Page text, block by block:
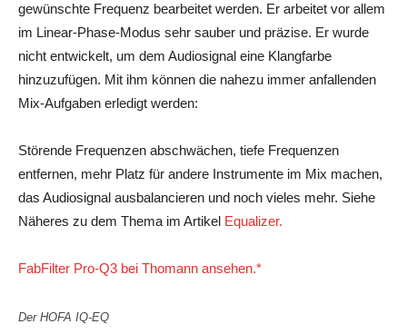
gewünschte Frequenz bearbeitet werden. Er arbeitet vor allem
im Linear-Phase-Modus sehr sauber und präzise. Er wurde
nicht entwickelt, um dem Audiosignal eine Klangfarbe
hinzuzufügen. Mit ihm können die nahezu immer anfallenden
Mix-Aufgaben erledigt werden:
Störende Frequenzen abschwächen, tiefe Frequenzen
entfernen, mehr Platz für andere Instrumente im Mix machen,
das Audiosignal ausbalancieren und noch vieles mehr. Siehe
Näheres zu dem Thema im Artikel Equalizer.
FabFilter Pro-Q3 bei Thomann ansehen.*
Der HOFA IQ-EQ